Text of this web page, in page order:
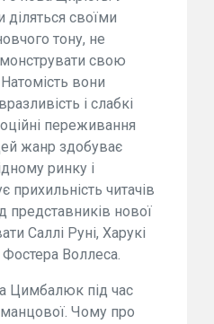
діляться своїми
тону, не
свою
вони
і слабкі
переживання
жанр здобуває
ринку і
прихильність читачів
представників нової
Саллі Руні, Харукі
Воллеса.
Цимбалюк під час
Чому про